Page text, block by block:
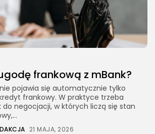
frankową z mBank?
pojawia się automatycznie tylko
frankowy. W praktyce trzeba
do negocjacji, w których liczą się stan
21 MAJA, 2026